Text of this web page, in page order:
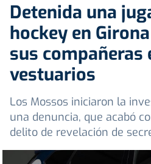
Detenida una
hockey en
sus compañeras
vestuarios
Los Mossos iniciaron la
una denuncia, que acabó
delito de revelación de